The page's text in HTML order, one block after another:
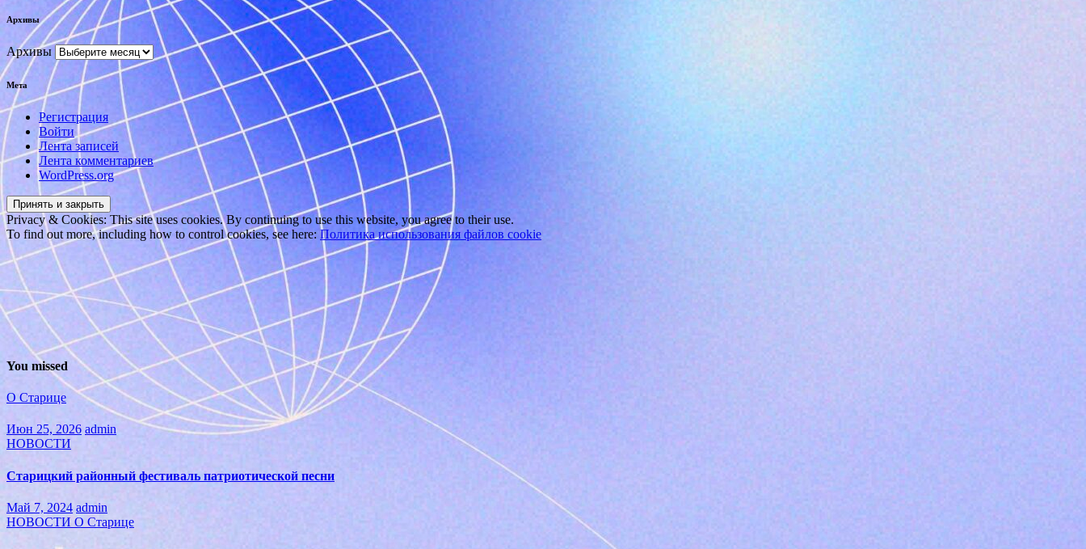
Архивы
Архивы
Мета
Регистрация
Войти
Лента записей
Лента комментариев
WordPress.org
Privacy & Cookies: This site uses cookies. By continuing to use this website, you agree to their use.
To find out more, including how to control cookies, see here: Политика использования файлов cookie
You missed
О Старице
Июн 25, 2026 admin
НОВОСТИ
Старицкий районный фестиваль патриотической песни
Май 7, 2024 admin
НОВОСТИ О Старице